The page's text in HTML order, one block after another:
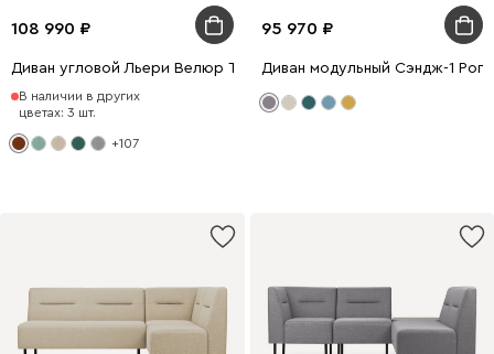
108 990
Диван угловой Льери Велюр Терракотовый
В наличии в других
цветах: 3 шт.
+107
95 970
Диван модульный Сэндж-1